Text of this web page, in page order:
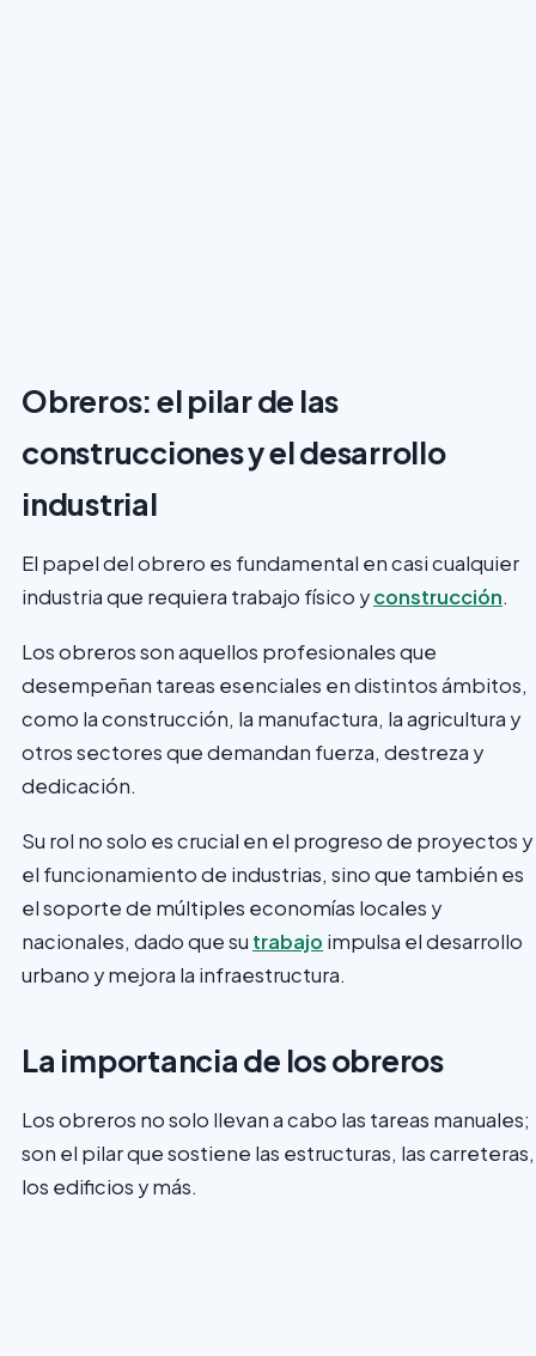
Obreros: el pilar de las
construcciones y el desarrollo
industrial
El papel del obrero es fundamental en casi cualquier
industria que requiera trabajo físico yconstrucción.
Los obreros son aquellos profesionales que
desempeñan tareas esenciales en distintos ámbitos,
como la construcción, la manufactura, la agricultura y
otros sectores que demandan fuerza, destreza y
dedicación.
Su rol no solo es crucial en el progreso de proyectos y
el funcionamiento de industrias, sino que también es
el soporte de múltiples economías locales y
nacionales, dado que su trabajo impulsa el desarrollo
urbano y mejora la infraestructura.
La importancia de los obreros
Los obreros no solo llevan a cabo las tareas manuales;
son el pilar que sostiene las estructuras, las carreteras,
los edificios y más.